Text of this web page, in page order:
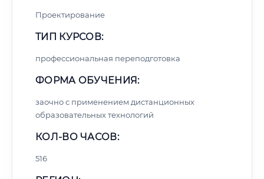
Проектирование
ТИП КУРСОВ:
профессиональная переподготовка
ФОРМА ОБУЧЕНИЯ:
заочно с применением дистанционных
образовательных технологий
КОЛ-ВО ЧАСОВ:
516